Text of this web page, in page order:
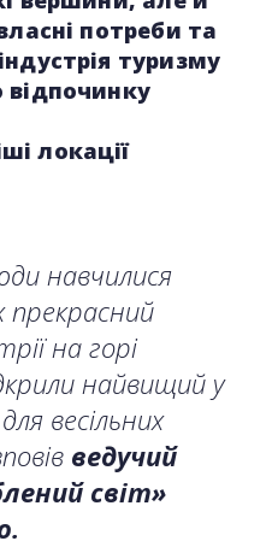
потреби та
туризму
відпочинку
локації
навчилися
на горі
найвищий у
весільних
ведучий
світ»